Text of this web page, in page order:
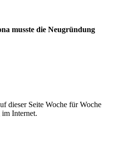
musste die Neugründung
dieser Seite Woche für Woche
im Internet.